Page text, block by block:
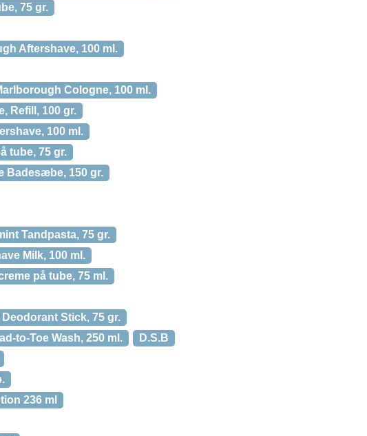
75 gr.
Aftershave, 100 ml.
Cologne, 100 ml.
Refill, 100 gr.
100 ml.
tube, 75 gr.
Badesæbe, 150 gr.
Tandpasta, 75 gr.
Milk, 100 ml.
på tube, 75 ml.
Stick, 75 gr.
to-Toe Wash, 250 ml.
D.S.B
236 ml